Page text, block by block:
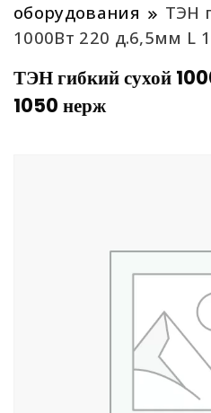
оборудования
ТЭН
1000Вт 220 д.6,5мм L
ТЭН гибкий сухой
1050 нерж